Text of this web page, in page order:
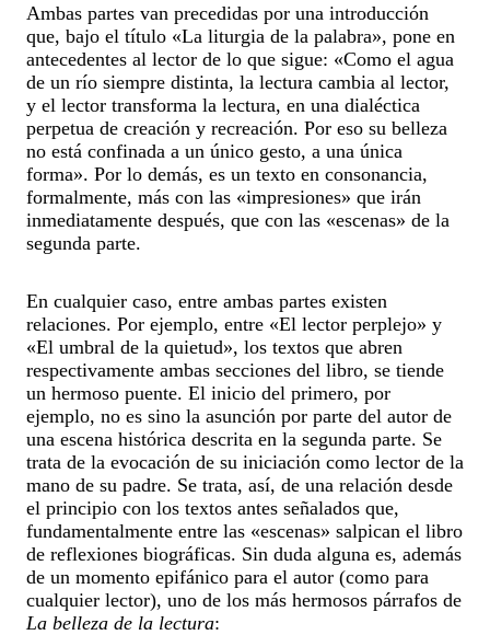
Ambas partes van precedidas por una introducción
que, bajo el título «La liturgia de la palabra», pone en
antecedentes al lector de lo que sigue: «Como el agua
de un río siempre distinta, la lectura cambia al lector,
y el lector transforma la lectura, en una dialéctica
perpetua de creación y recreación. Por eso su belleza
no está confinada a un único gesto, a una única
forma». Por lo demás, es un texto en consonancia,
formalmente, más con las «impresiones» que irán
inmediatamente después, que con las «escenas» de la
segunda parte.
En cualquier caso, entre ambas partes existen
relaciones. Por ejemplo, entre «El lector perplejo» y
«El umbral de la quietud», los textos que abren
respectivamente ambas secciones del libro, se tiende
un hermoso puente. El inicio del primero, por
ejemplo, no es sino la asunción por parte del autor de
una escena histórica descrita en la segunda parte. Se
trata de la evocación de su iniciación como lector de la
mano de su padre. Se trata, así, de una relación desde
el principio con los textos antes señalados que,
fundamentalmente entre las «escenas» salpican el libro
de reflexiones biográficas. Sin duda alguna es, además
de un momento epifánico para el autor (como para
cualquier lector), uno de los más hermosos párrafos de
La belleza de la lectura: